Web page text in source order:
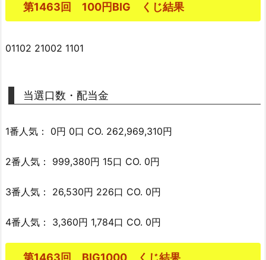
第1463回 100円BIG くじ結果
01102 21002 1101
当選口数・配当金
1番人気： 0円 0口 CO. 262,969,310円
2番人気： 999,380円 15口 CO. 0円
3番人気： 26,530円 226口 CO. 0円
4番人気： 3,360円 1,784口 CO. 0円